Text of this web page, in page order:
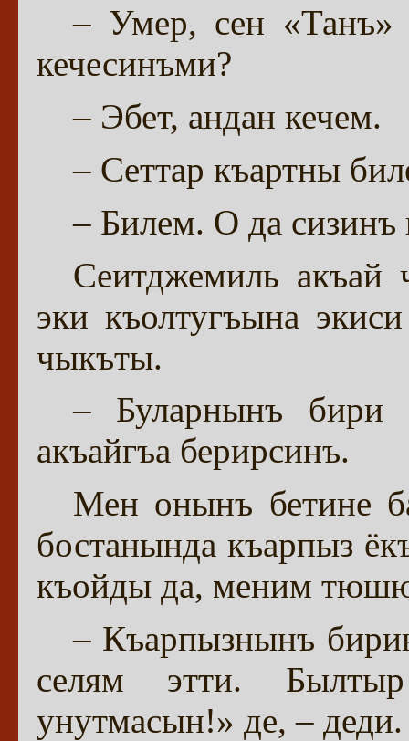
– Умер, сен «Танъ»
кечесинъми?
– Эбет, андан кечем.
– Сеттар къартны
– Билем. О да
Сеитджемиль акъай
эки къолтугъына
чыкъты.
– Буларнынъ бири
акъайгъа берирсинъ.
Мен онынъ бетине
бостанында къарпыз
къойды да, меним
– Къарпызнынъ
селям этти. Былтыр
унутмасын!» де, – деди.